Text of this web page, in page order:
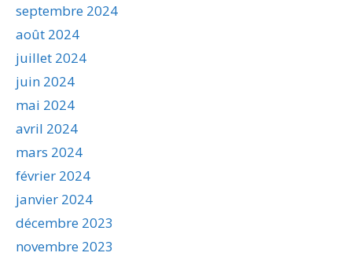
septembre 2024
août 2024
juillet 2024
juin 2024
mai 2024
avril 2024
mars 2024
février 2024
janvier 2024
décembre 2023
novembre 2023